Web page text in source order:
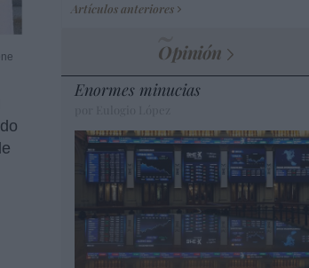
Artículos anteriores
Opinión
Enormes minucias